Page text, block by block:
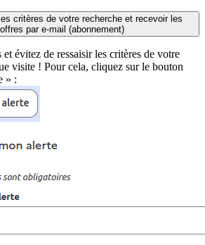
critères de votre recherche et recevoir les
offres par e-mail (abonnement)
évitez de ressaisir les critères de votre
visite ! Pour cela, cliquez sur le bouton
» :